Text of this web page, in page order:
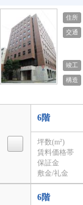
住所
交通
竣工
構造
6階
坪数(m²)
賃料価格帯
保証金
敷金/礼金
6階